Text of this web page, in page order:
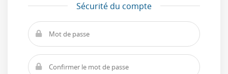
Sécurité du compte